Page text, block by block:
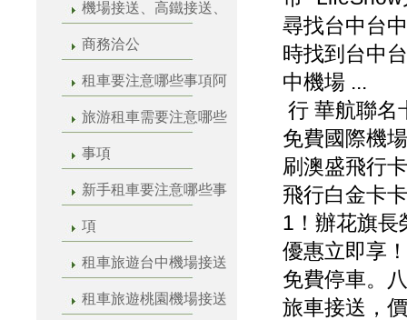
機場接送、高鐵接送、
商務洽公
租車要注意哪些事項阿
旅游租車需要注意哪些
事項
新手租車要注意哪些事
項
租車旅遊台中機場接送
租車旅遊桃園機場接送
尋找台中台
時找到台中
中機場 ...
行 華航聯名
免費國際機
刷澳盛飛行
飛行白金卡
1！辦花旗長
優惠立即享
免費停車。
旅車接送，